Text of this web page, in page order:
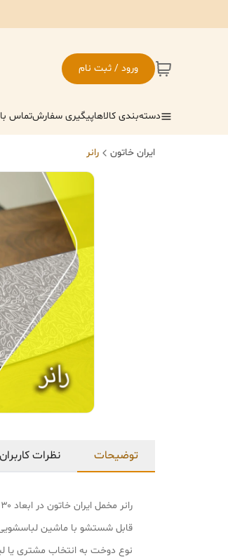
ورود / ثبت نام
دسته‌بندی کالاهاپیگیری سفارشتماس
ایران خاتون رانر
توضیحات نظرات کاربران
رانر مخمل ایران خاتون در ابعاد ۱۳۰ در ۴۰ و ۱۰۰ در ۴۰ طرح سنتی پارچه مخمل پورشه لمینت دار درجه یک و بسیار نرم و لطیف هست.
قابل شستشو با ماشین
نوع دوخت به انتخاب مشتری یا